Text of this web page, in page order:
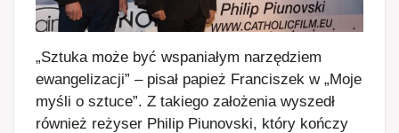
„Sztuka może być wspaniałym narzędziem
ewangelizacji” – pisał papież Franciszek w „Moje
myśli o sztuce”. Z takiego założenia wyszedł
również reżyser Philip Piunovski, który kończy